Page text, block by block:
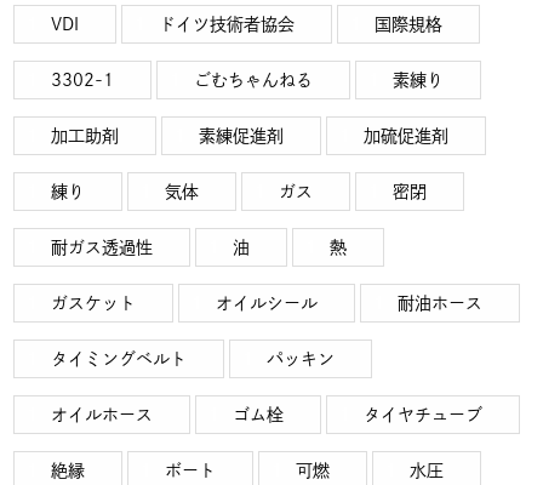
VDI ドイツ技術者協会 国際規格
3302-1 ごむちゃんねる 素練り
加工助剤 素練促進剤 加硫促進剤
練り 気体 ガス 密閉
耐ガス透過性 油 熱
ガスケット オイルシール 耐油ホース
タイミングベルト パッキン
オイルホース ゴム栓 タイヤチューブ
絶縁 ボート 可燃 水圧